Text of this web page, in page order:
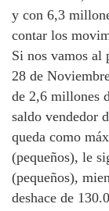
y con 6,3
contar los
Si nos vamos al
28 de
de 2,6 millones
saldo vendedor
queda como
(pequeños), le
(pequeños),
deshace de